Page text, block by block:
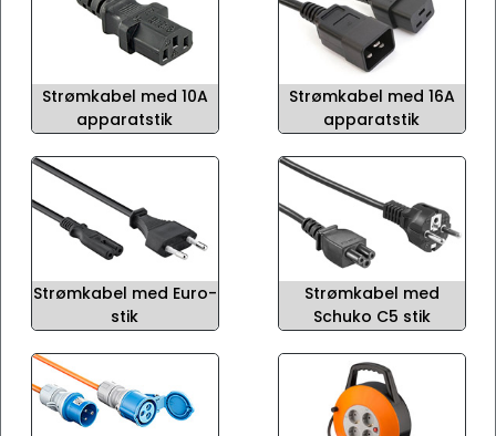
Strømkabel med 10A
apparatstik
Strømkabel med 16A
apparatstik
Strømkabel med Euro-
stik
Strømkabel med
Schuko C5 stik